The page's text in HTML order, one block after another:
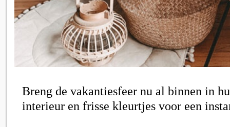
Breng de vakantiesfeer nu al binnen in
interieur en frisse kleurtjes voor een